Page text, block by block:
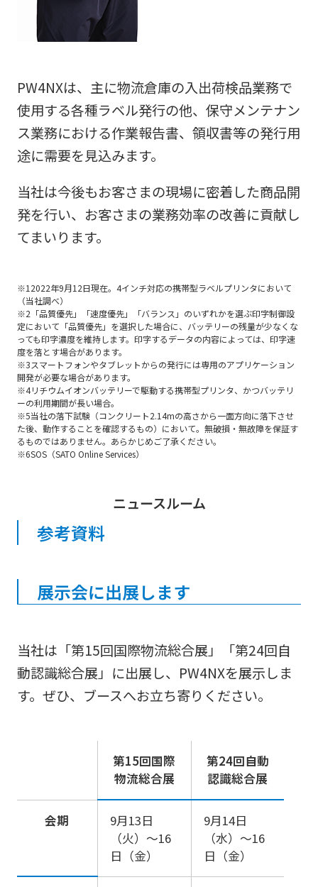
PW4NXは、主に物流倉庫の入出荷検品業務で
使用する各種ラベル発行の他、保守メンテナン
ス業務における作業報告書、領収書等の発行用
途に需要を見込みます。
当社は今後もお客さまの現場に密着した商品開
発を行い、お客さまの業務効率の改善に貢献し
てまいります。
※12022年9月12日現在。4インチ対応の携帯型ラベルプリンタにおいて
（当社調べ）
※2「品質優先」「速度優先」「バランス」のいずれかを選ぶ印字制御設
定において「品質優先」を選択した場合に、バッテリーの残量が少なくな
っても印字濃度を維持します。印字するデータの内容によっては、印字速
度を落とす場合があります。
※3スマートフォンやタブレットからの発行には専用のアプリケーション
開発が必要な場合があります。
※4リチウムイオンバッテリーで駆動する携帯型プリンタ、かつバッテリ
ーの利用期間が長い場合。
※5当社の落下試験（コンクリート2.14mの高さから一面方向に落下させ
た後、動作することを確認するもの）において。無破損・無故障を保証す
るものではありません。あらかじめご了承ください。
※6SOS（SATO Online Services）
ニュースルーム
参考資料
展示会に出展します
当社は「第15回国際物流総合展」「第24回自
動認識総合展」に出展し、PW4NXを展示しま
す。ぜひ、ブースへお立ち寄りください。
第15回国際
物流総合展
第24回自動
認識総合展
会期
9月13日
（火）～16
日（金）
9月14日
（水）～16
日（金）